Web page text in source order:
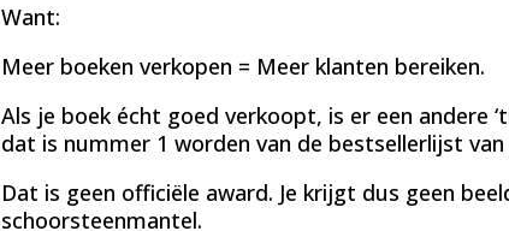
Want:
Meer boeken verkopen = Meer klanten bereiken.
Als je boek écht goed verkoopt, is er een andere
dat is nummer 1 worden van de bestsellerlijst
Dat is geen officiële award. Je krijgt dus geen
schoorsteenmantel.